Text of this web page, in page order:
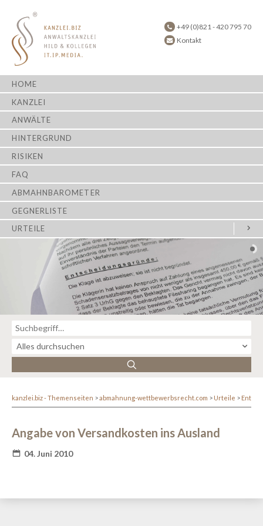
+49 (0)821 - 420 795 70
Kontakt
HOME
KANZLEI
ANWÄLTE
HINTERGRUND
RISIKEN
FAQ
ABMAHNBAROMETER
GEGNERLISTE
URTEILE
kanzlei.biz - Themenseiten abmahnung-wettbewerbsrecht.com Urteile
Angabe von Versandkosten ins Ausland
04. Juni 2010